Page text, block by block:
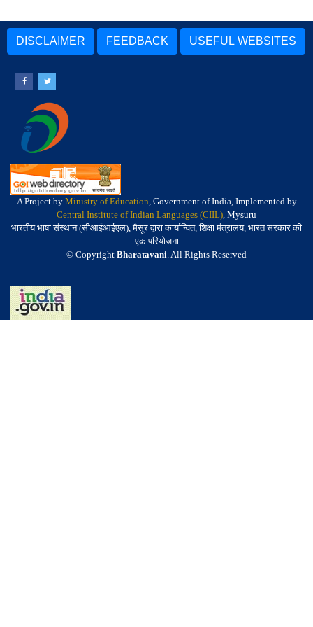
DISCLAIMER FEEDBACK USEFUL WEBSITES
A Project by Ministry of Education, Government of India, Implemented by
Central Institute of Indian Languages (CIIL), Mysuru
भारतीय भाषा संस्थान (सीआईआईएल), मैसूर द्वारा कार्यान्वित, शिक्षा मंत्रालय, भारत सरकार की
एक परियोजना
© Copyright Bharatavani. All Rights Reserved